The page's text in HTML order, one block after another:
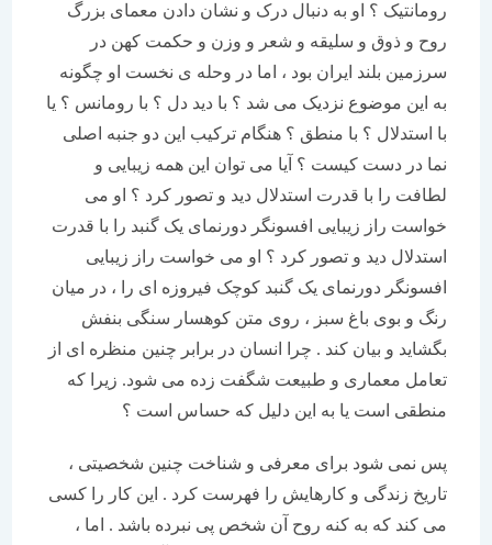
رومانتیک ؟ او به دنبال درک و نشان دادن معمای بزرگ
روح و ذوق و سلیقه و شعر و وزن و حکمت کهن در
سرزمین بلند ایران بود ، اما در وحله ی نخست او چگونه
به این موضوع نزدیک می شد ؟ با دید دل ؟ با رومانس ؟ یا
با استدلال ؟ با منطق ؟ هنگام ترکیب این دو جنبه اصلی
نما در دست کیست ؟ آیا می توان این همه زیبایی و
لطافت را با قدرت استدلال دید و تصور کرد ؟ او می
خواست راز زیبایی افسونگر دورنمای یک گنبد را با قدرت
استدلال دید و تصور کرد ؟ او می خواست راز زیبایی
افسونگر دورنمای یک گنبد کوچک فیروزه ای را ، در میان
رنگ و بوی باغ سبز ، روی متن کوهسار سنگی بنفش
بگشاید و بیان کند . چرا انسان در برابر چنین منظره ای از
تعامل معماری و طبیعت شگفت زده می شود. زیرا که
منطقی است یا به این دلیل که حساس است ؟
پس نمی شود برای معرفی و شناخت چنین شخصیتی ،
تاریخ زندگی و کارهایش را فهرست کرد . این کار را کسی
می کند که به کنه روح آن شخص پی نبرده باشد . اما ،